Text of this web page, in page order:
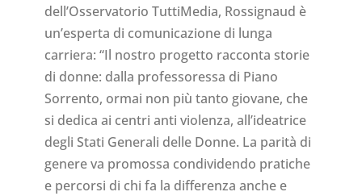
dell’Osservatorio TuttiMedia, Rossignaud è
un’esperta di comunicazione di lunga
carriera: “Il nostro progetto racconta storie
di donne: dalla professoressa di Piano
Sorrento, ormai non più tanto giovane, che
si dedica ai centri anti violenza, all’ideatrice
degli Stati Generali delle Donne. La parità di
genere va promossa condividendo pratiche
e percorsi di chi fa la differenza anche e